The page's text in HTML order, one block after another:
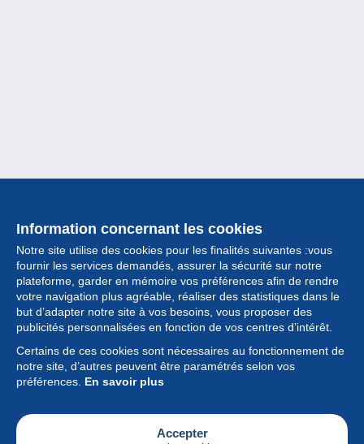
Information concernant les cookies
Notre site utilise des cookies pour les finalités suivantes :vous
fournir les services demandés, assurer la sécurité sur notre
plateforme, garder en mémoire vos préférences afin de rendre
votre navigation plus agréable, réaliser des statistiques dans le
but d’adapter notre site à vos besoins, vous proposer des
publicités personnalisées en fonction de vos centres d’intérêt.
Certains de ces cookies sont nécessaires au fonctionnement de
notre site, d’autres peuvent être paramétrés selon vos
préférences. En savoir plus
Accepter
Collection
Actualités
Fonctionnalités
Société